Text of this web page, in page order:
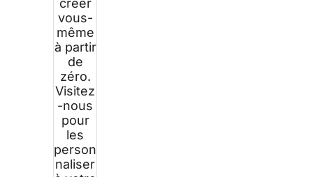
créer
vous-
même
à partir
de
zéro.
Visitez
-nous
pour
les
person
naliser